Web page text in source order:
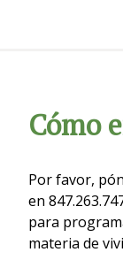
Cómo
Por favor,
en
para
materia de